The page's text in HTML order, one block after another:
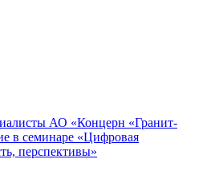
АО «Концерн «Гранит-
в семинаре «Цифровая
перспективы»